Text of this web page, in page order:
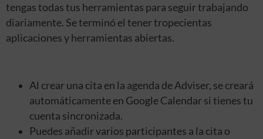
tengas todas tus herramientas para seguir trabajando
diariamente. Se terminó el tener tropecientas
aplicaciones y herramientas abiertas.
Al crear una cita en la agenda de Adviser, se creará
automáticamente en Google Calendar si tienes tu
cuenta sincronizada.
Puedes añadir varios participantes a la cita o